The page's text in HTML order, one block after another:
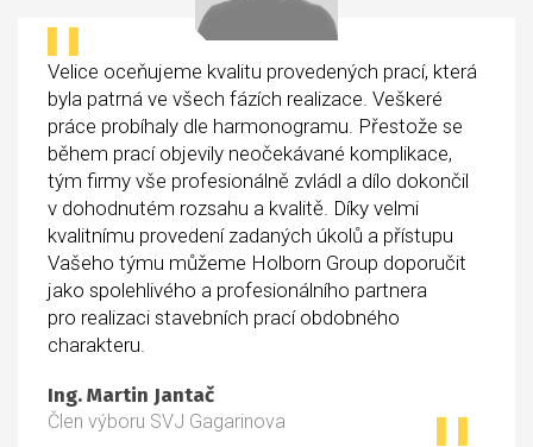
Velice oceňujeme kvalitu provedených prací, která
byla patrná ve všech fázích realizace. Veškeré
práce probíhaly dle harmonogramu. Přestože se
během prací objevily neočekávané komplikace,
tým firmy vše profesionálně zvládl a dílo dokončil
v dohodnutém rozsahu a kvalitě. Díky velmi
kvalitnímu provedení zadaných úkolů a přístupu
Vašeho týmu můžeme Holborn Group doporučit
jako spolehlivého a profesionálního partnera
pro realizaci stavebních prací obdobného
charakteru.
Ing. Martin Jantač
Člen výboru SVJ Gagarinova